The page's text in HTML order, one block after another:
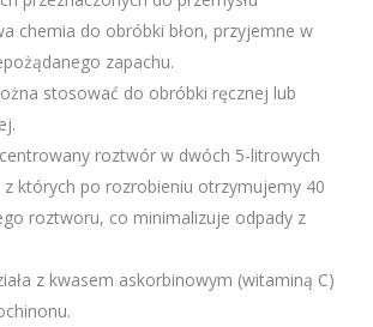
systemami wywoływania błon
przeznaczonych do przemysłu
chemia do obróbki błon, przyjemne w
zapachu.
stosować do obróbki ręcznej lub
roztwór w dwóch 5-litrowych
których po rozrobieniu otrzymujemy 40
roztworu, co minimalizuje odpady z